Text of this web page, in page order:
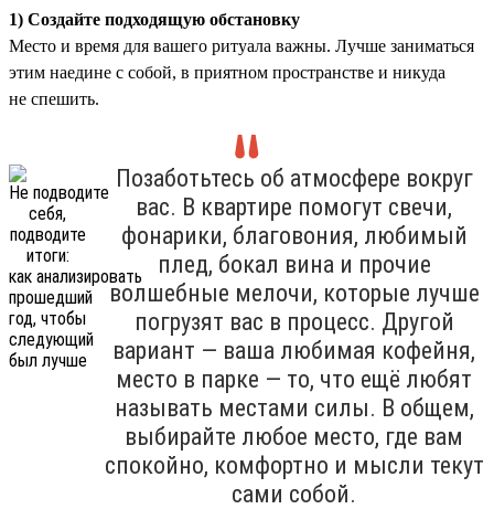
1) Создайте подходящую обстановку
Место и время для вашего ритуала важны. Лучше заниматься
этим наедине с собой, в приятном пространстве и никуда
не спешить.
Позаботьтесь об атмосфере вокруг
вас. В квартире помогут свечи,
фонарики, благовония, любимый
плед, бокал вина и прочие
волшебные мелочи, которые лучше
погрузят вас в процесс. Другой
вариант — ваша любимая кофейня,
место в парке — то, что ещё любят
называть местами силы. В общем,
выбирайте любое место, где вам
спокойно, комфортно и мысли текут
сами собой.